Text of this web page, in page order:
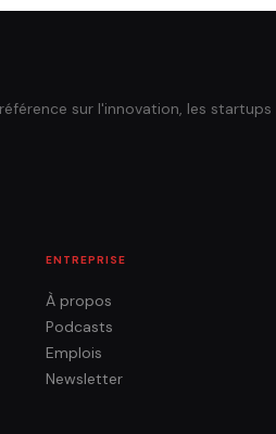
sur l'innovation, les startups
ENTREPRISE
À propos
Podcasts
Emplois
Newsletter